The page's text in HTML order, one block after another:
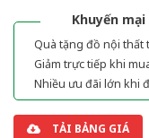
Khuyến mại
Quà tặng đồ nội thất
Giảm trực tiếp khi
Nhiều ưu đãi lớn khi
TẢI BẢNG GIÁ